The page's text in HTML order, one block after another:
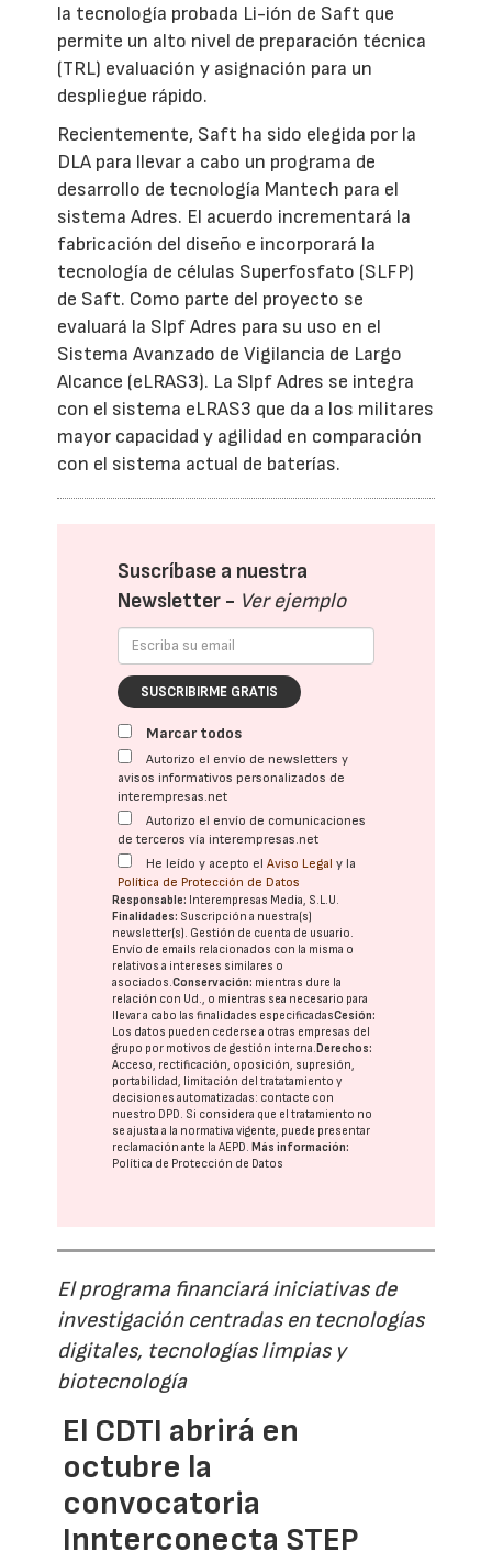
la tecnología probada Li-ión de Saft que
permite un alto nivel de preparación técnica
(TRL) evaluación y asignación para un
despliegue rápido.
Recientemente, Saft ha sido elegida por la
DLA para llevar a cabo un programa de
desarrollo de tecnología Mantech para el
sistema Adres. El acuerdo incrementará la
fabricación del diseño e incorporará la
tecnología de células Superfosfato (SLFP)
de Saft. Como parte del proyecto se
evaluará la Slpf Adres para su uso en el
Sistema Avanzado de Vigilancia de Largo
Alcance (eLRAS3). La Slpf Adres se integra
con el sistema eLRAS3 que da a los militares
mayor capacidad y agilidad en comparación
con el sistema actual de baterías.
Suscríbase a nuestra
Newsletter - Ver ejemplo
SUSCRIBIRME GRATIS
Marcar todos
Autorizo el envío de newsletters y
avisos informativos personalizados de
interempresas.net
Autorizo el envío de comunicaciones
de terceros vía interempresas.net
He leído y acepto elAviso Legal y la
Política de Protección de Datos
Responsable: Interempresas Media, S.L.U.
Finalidades: Suscripción a nuestra(s)
newsletter(s). Gestión de cuenta de usuario.
Envío de emails relacionados con la misma o
relativos a intereses similares o
asociados.Conservación: mientras dure la
relación con Ud., o mientras sea necesario para
llevar a cabo las finalidades especificadasCesión:
Los datos pueden cederse a otras empresas del
grupo por motivos de gestión interna.Derechos:
Acceso, rectificación, oposición, supresión,
portabilidad, limitación del tratatamiento y
decisiones automatizadas: contacte con
nuestro DPD. Si considera que el tratamiento no
se ajusta a la normativa vigente, puede presentar
reclamación ante laAEPD.Más información:
Política de Protección de Datos
El programa financiará iniciativas de
investigación centradas en tecnologías
digitales, tecnologías limpias y
biotecnología
El CDTI abrirá en
octubre la
convocatoria
Innterconecta STEP